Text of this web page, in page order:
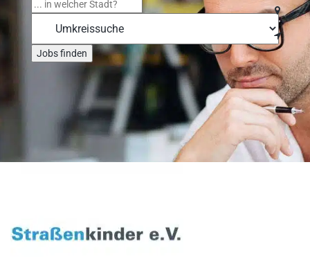
Jobs finden